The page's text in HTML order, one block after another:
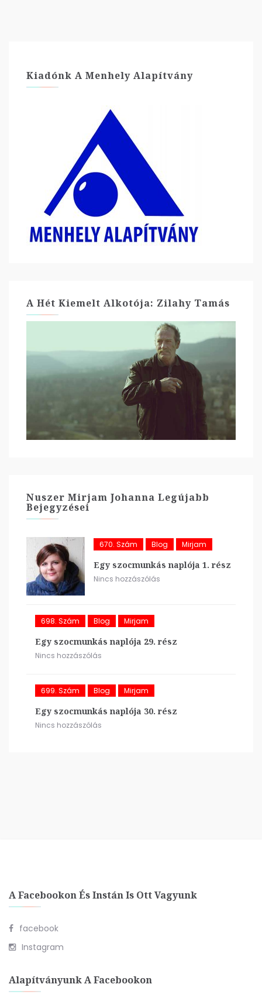
Kiadónk A Menhely Alapítvány
A Hét Kiemelt Alkotója: Zilahy Tamás
Nuszer Mirjam Johanna Legújabb
Bejegyzései
670. Szám Blog Mirjam
Egy szocmunkás naplója 1. rész
Nincs hozzászólás
698. Szám Blog Mirjam
Egy szocmunkás naplója 29. rész
Nincs hozzászólás
699. Szám Blog Mirjam
Egy szocmunkás naplója 30. rész
Nincs hozzászólás
A Facebookon És Instán Is Ott Vagyunk
facebook
Instagram
Alapítványunk A Facebookon